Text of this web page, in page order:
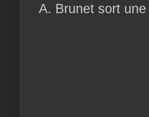
A. Brunet sort